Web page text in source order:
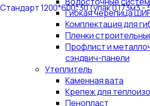
Гибкая черепица
Комплектация для
Пленки
Профлист и
сэндвич-панели
Утеплитель
Каменная вата
Крепеж для
Пенопласт